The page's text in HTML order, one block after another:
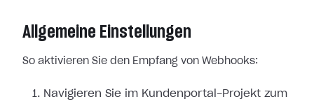
Allgemeine Einstellungen
So aktivieren Sie den Empfang von Webhooks:
Navigieren Sie im Kundenportal-Projekt zum